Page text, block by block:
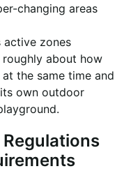
changing areas
zones
about how
the same time and
own outdoor